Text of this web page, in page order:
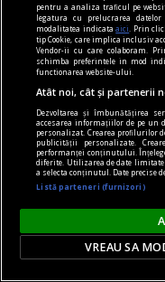
idealuri”!
pentru a analiza traficul pe
legatura cu prelucrarea
modalitatea indicataaici
. Prin
tip Cookie, care implica inclusiv
Vendor-ii cu care colaboram.
schimba preferintele in mod
functionarea website-ului.
Atât noi, cât și partenerii
Dezvoltarea și îmbunătățirea
accesarea informațiilor de pe
personalizat. Crearea profilurilor
publicității personalizate.
performanței conținutului.
diferite. Utilizarea de date
a selecta conținutul. Date precise
Listă parteneri (furnizori)
VREAU SA